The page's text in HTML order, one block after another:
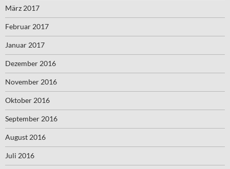
März 2017
Februar 2017
Januar 2017
Dezember 2016
November 2016
Oktober 2016
September 2016
August 2016
Juli 2016